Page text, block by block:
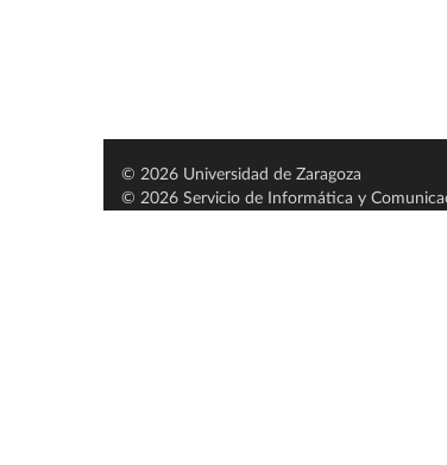
© 2026 Universidad de Zaragoza
© 2026 Servicio de Informática y